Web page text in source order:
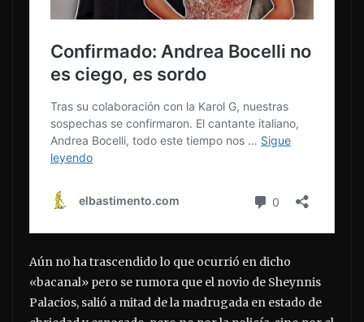
Aún no ha trascendido lo que ocurrió en dicho
«bacanal» pero se rumora que el novio de Sheynnis
Palacios, salió a mitad de la madrugada en estado de